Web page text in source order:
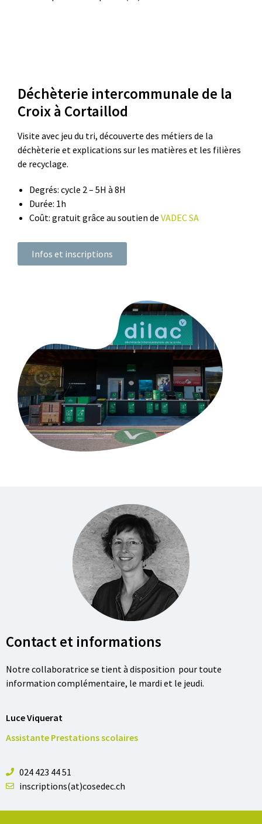
Déchèterie intercommunale de la
Croix à Cortaillod
Visite avec jeu du tri, découverte des métiers de la
déchèterie et explications sur les matières et les filières
de recyclage.
Degrés: cycle 2 – 5H à 8H
Durée: 1h
Coût: gratuit grâce au soutien de VADEC SA
Infos et inscriptions
Contact et informations
Notre collaboratrice se tient à disposition pour toute
information complémentaire, le mardi et le jeudi.
Luce Viquerat
Assistante Prestations scolaires
024 423 44 51
inscriptions(at)cosedec.ch